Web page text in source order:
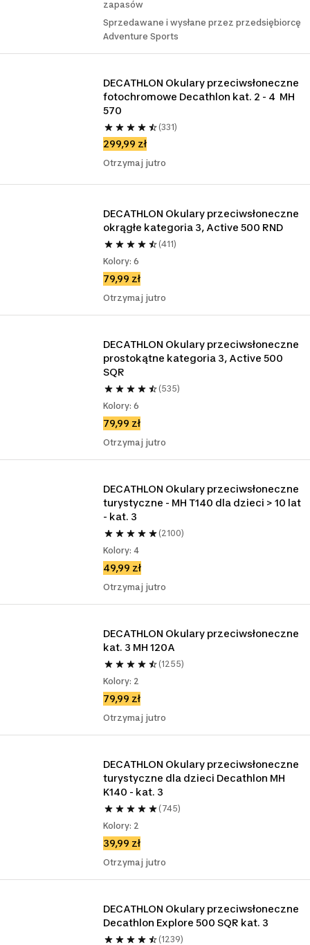
zapasów
Sprzedawane i wysłane przez przedsiębiorcę
Adventure Sports
DECATHLON Okulary przeciwsłoneczne
fotochromowe Decathlon kat. 2 - 4  MH
570
(331)
299,99 zł
Otrzymaj jutro
DECATHLON Okulary przeciwsłoneczne
okrągłe kategoria 3, Active 500 RND
(411)
Kolory: 6
79,99 zł
Otrzymaj jutro
DECATHLON Okulary przeciwsłoneczne
prostokątne kategoria 3, Active 500
SQR
(535)
Kolory: 6
79,99 zł
Otrzymaj jutro
DECATHLON Okulary przeciwsłoneczne
turystyczne - MH T140 dla dzieci > 10 lat
- kat. 3
(2100)
Kolory: 4
49,99 zł
Otrzymaj jutro
DECATHLON Okulary przeciwsłoneczne
kat. 3 MH 120A
(1255)
Kolory: 2
79,99 zł
Otrzymaj jutro
DECATHLON Okulary przeciwsłoneczne
turystyczne dla dzieci Decathlon MH
K140 - kat. 3
(745)
Kolory: 2
39,99 zł
Otrzymaj jutro
DECATHLON Okulary przeciwsłoneczne
Decathlon Explore 500 SQR kat. 3
(1239)